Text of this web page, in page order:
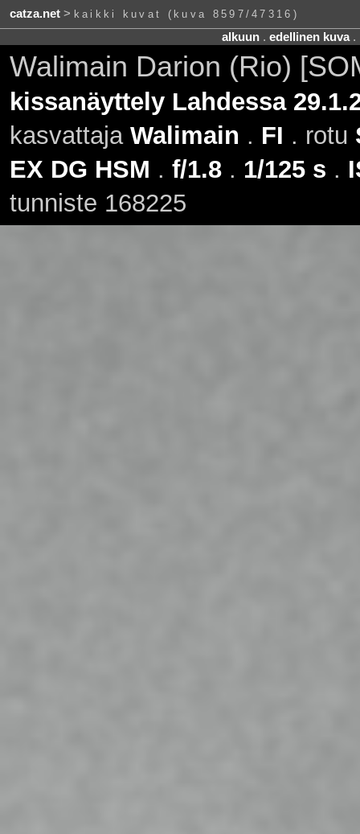
catza.net> kaikki kuvat (kuva 8597/47316)
alkuun. edellinen kuva.
Walimain Darion (Rio)
kissanäyttely Lahdessa
kasvattaja Walimain . FI . rotu
EX DG HSM . f/1.8. 1/125 s .
tunniste 168225